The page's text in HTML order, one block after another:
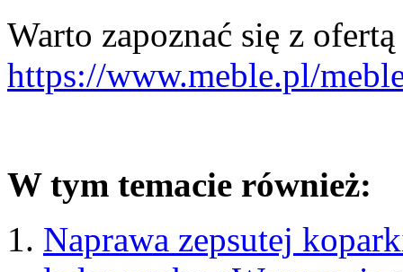
Warto zapoznać się z ofertą
https://www.meble.pl/
W tym temacie również:
Naprawa zepsutej